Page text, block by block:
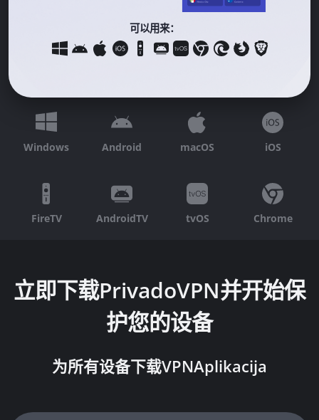
可以用来：
Windows Android macOS iOS
FireTV AndroidTV tvOS Chrome
立即下载PrivadoVPN并开始保
护您的设备
为所有设备下载VPNAplikacija